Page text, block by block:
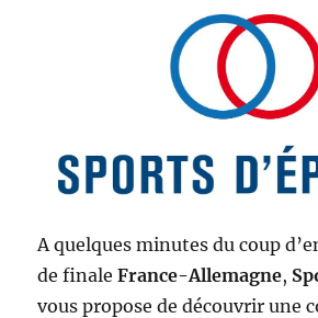
A quelques minutes du coup
de finaleFrance-Allemagne,
vous propose de découvrir une